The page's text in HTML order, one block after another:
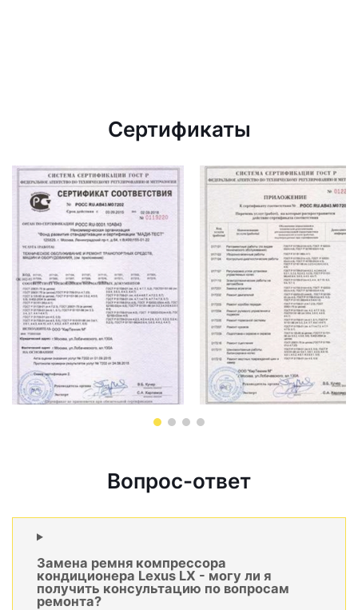
Сертификаты
Вопрос-ответ
Замена ремня компрессора
кондиционера Lexus LX - могу ли я
получить консультацию по вопросам
ремонта?